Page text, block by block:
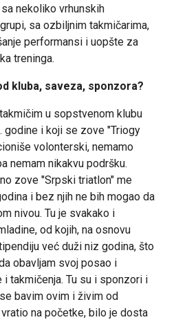
nekoliko vrhunskih
sa ozbiljnim takmičarima,
performansi i uopšte za
treninga.
kluba, saveza, sponzora?
u sopstvenom klubu
godine i koji se zove "Triogy
volonterski, nemamo
nemam nikakvu podršku.
zove "Srpski triatlon" me
i bez njih ne bih mogao da
nivou. Tu je svakako i
od kojih, na osnovu
već duži niz godina, što
obavljam svoj posao i
takmičenja. Tu su i sponzori i
bavim ovim i živim od
na početke, bilo je dosta